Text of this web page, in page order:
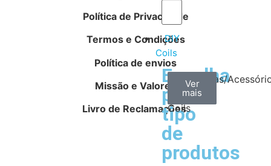
DIY
Coils
Escolha
por
tipo
de
produtos
Arame
Coils
Ver
mais
Algodão
Ver
mais
Ferramentas/
Ver
mais
Política de Privacidade
Termos e Condições
Política de envios
Missão e Valores
Livro de Reclamações